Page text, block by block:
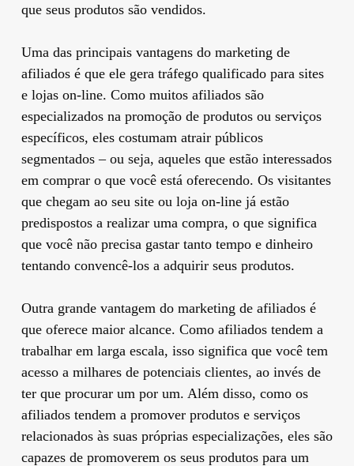
que seus produtos são vendidos.
Uma das principais vantagens do marketing de
afiliados é que ele gera tráfego qualificado para sites
e lojas on-line. Como muitos afiliados são
especializados na promoção de produtos ou serviços
específicos, eles costumam atrair públicos
segmentados – ou seja, aqueles que estão interessados
​​em comprar o que você está oferecendo. Os visitantes
que chegam ao seu site ou loja on-line já estão
predispostos a realizar uma compra, o que significa
que você não precisa gastar tanto tempo e dinheiro
tentando convencê-los a adquirir seus produtos.
Outra grande vantagem do marketing de afiliados é
que oferece maior alcance. Como afiliados tendem a
trabalhar em larga escala, isso significa que você tem
acesso a milhares de potenciais clientes, ao invés de
ter que procurar um por um. Além disso, como os
afiliados tendem a promover produtos e serviços
relacionados às suas próprias especializações, eles são
capazes de promoverem os seus produtos para um